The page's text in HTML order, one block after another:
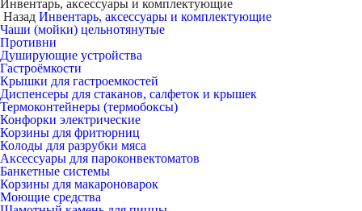
Инвентарь, аксессуары и комплектующие
Назад Инвентарь, аксессуары и комплектующие
Чаши (мойки) цельнотянутые
Противни
Душирующие устройства
Гастроёмкости
Крышки для гастроемкостей
Диспенсеры для стаканов, салфеток и крышек
Термоконтейнеры (термобоксы)
Конфорки электрические
Корзины для фритюрниц
Колоды для разрубки мяса
Аксессуары для пароконвектоматов
Банкетные системы
Корзины для макароноварок
Моющие средства